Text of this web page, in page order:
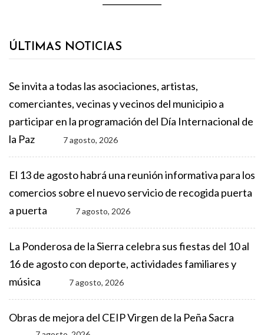
ÚLTIMAS NOTICIAS
Se invita a todas las asociaciones, artistas,
comerciantes, vecinas y vecinos del municipio a
participar en la programación del Día Internacional de
la Paz
7 agosto, 2026
El 13 de agosto habrá una reunión informativa para los
comercios sobre el nuevo servicio de recogida puerta
a puerta
7 agosto, 2026
La Ponderosa de la Sierra celebra sus fiestas del 10 al
16 de agosto con deporte, actividades familiares y
música
7 agosto, 2026
Obras de mejora del CEIP Virgen de la Peña Sacra